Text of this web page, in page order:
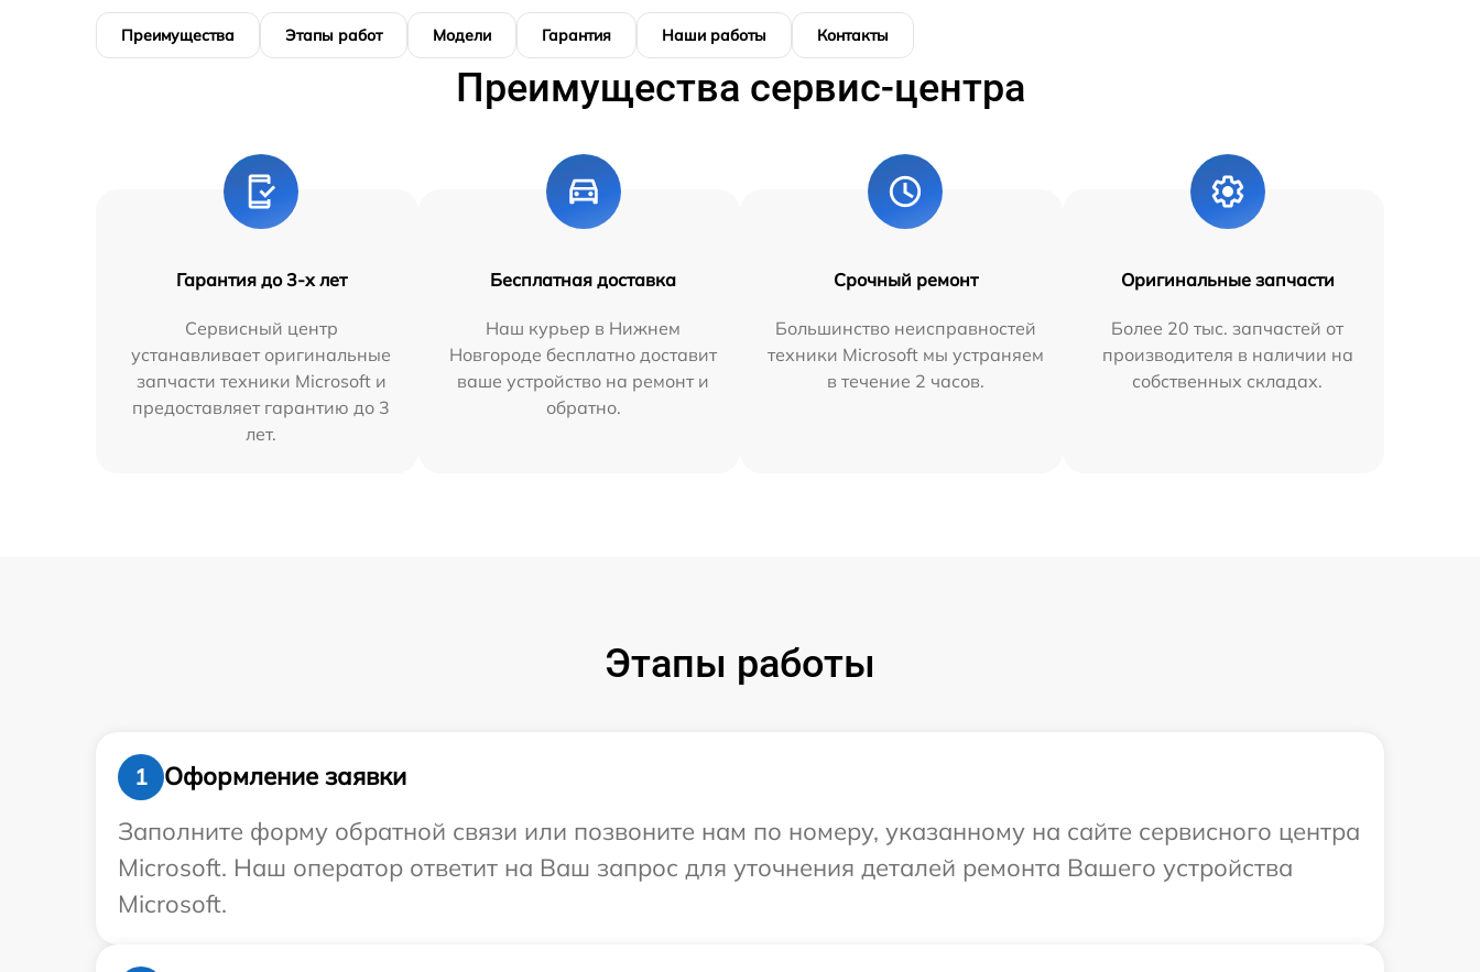
Преимущества Этапы работ Модели Гарантия Наши работы Контакты
Преимущества сервис-центра
Гарантия до 3-х лет
Сервисный центр
устанавливает оригинальные
запчасти техники Microsoft и
предоставляет гарантию до 3
лет.
Бесплатная доставка
Наш курьер в Нижнем
Новгороде бесплатно доставит
ваше устройство на ремонт и
обратно.
Срочный ремонт
Большинство неисправностей
техники Microsoft мы устраняем
в течение 2 часов.
Оригинальные запчасти
Более 20 тыс. запчастей от
производителя в наличии на
собственных складах.
Этапы работы
1
Оформление заявки
Заполните форму обратной связи или позвоните нам по номеру, указанному на сайте сервисного центра
Microsoft. Наш оператор ответит на Ваш запрос для уточнения деталей ремонта Вашего устройства
Microsoft.